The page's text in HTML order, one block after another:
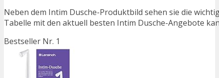
Neben dem Intim Dusche-Produktbild sehen sie die
Tabelle mit den aktuell besten Intim Dusche-Angebote
Bestseller Nr. 1